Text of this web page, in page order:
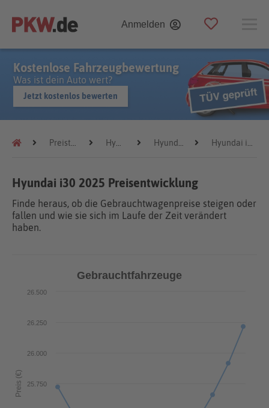
Anmelden
Kostenlose Fahrzeugbewertung
Was ist dein Auto wert?
Jetzt kostenlos bewerten
Preistrends Hyundai Hyundai i30 Hyundai i30 2025
Hyundai i30 2025 Preisentwicklung
Finde heraus, ob die Gebrauchtwagenpreise steigen oder
fallen und wie sie sich im Laufe der Zeit verändert
haben.
Preis (€)
Gebrauchtfahrzeuge
25.750
26.000
26.250
26.500